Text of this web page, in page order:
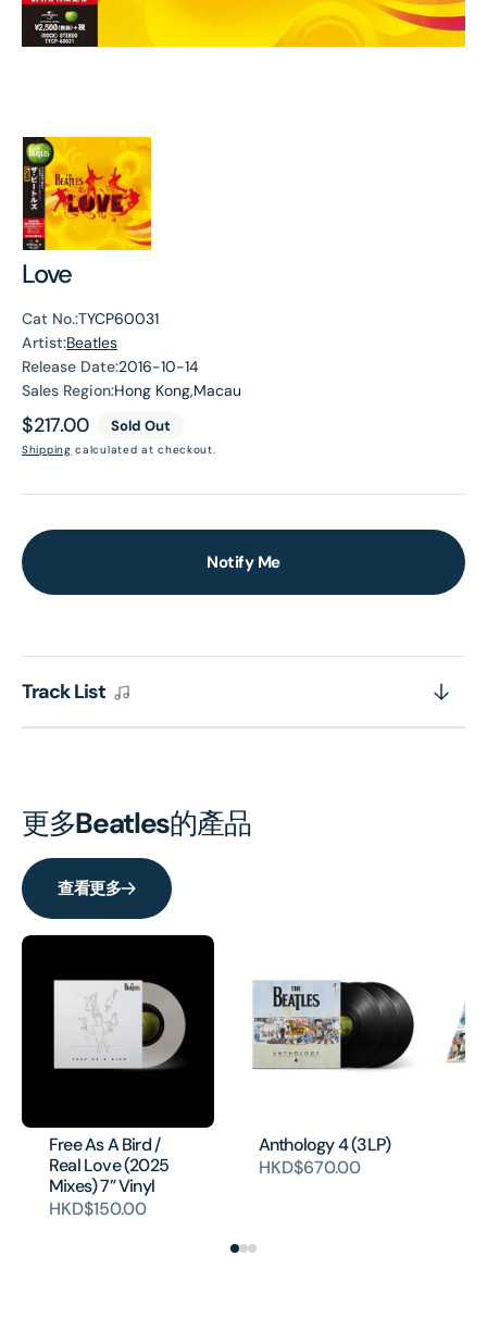
Love
Cat No.:TYCP60031
Artist:Beatles
Release Date:2016-10-14
Sales Region:Hong Kong,Macau
Regular
price
$217.00 Sold Out
Shipping calculated at checkout.
Notify Me
Track List
更多Beatles的產品
查看更多
Free As A Bird /
Real Love (2025
Mixes) 7” Vinyl
HKD$150.00
Anthology 4 (3LP)
HKD$670.00